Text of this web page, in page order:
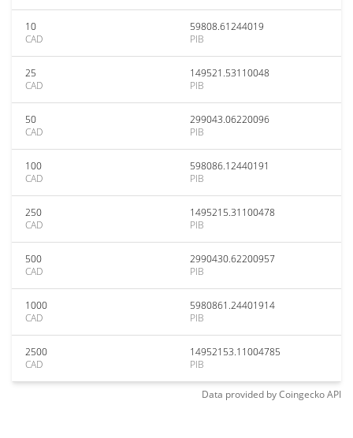
10
CAD
59808.61244019
PIB
25
CAD
149521.53110048
PIB
50
CAD
299043.06220096
PIB
100
CAD
598086.12440191
PIB
250
CAD
1495215.31100478
PIB
500
CAD
2990430.62200957
PIB
1000
CAD
5980861.24401914
PIB
2500
CAD
14952153.11004785
PIB
Data provided byCoingeckoAPI